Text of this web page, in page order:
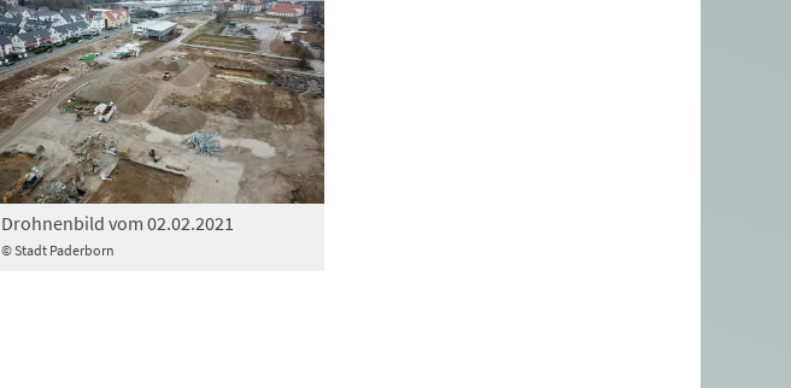
© Stadt Paderborn
Drohnenbild vom 02.02.2021